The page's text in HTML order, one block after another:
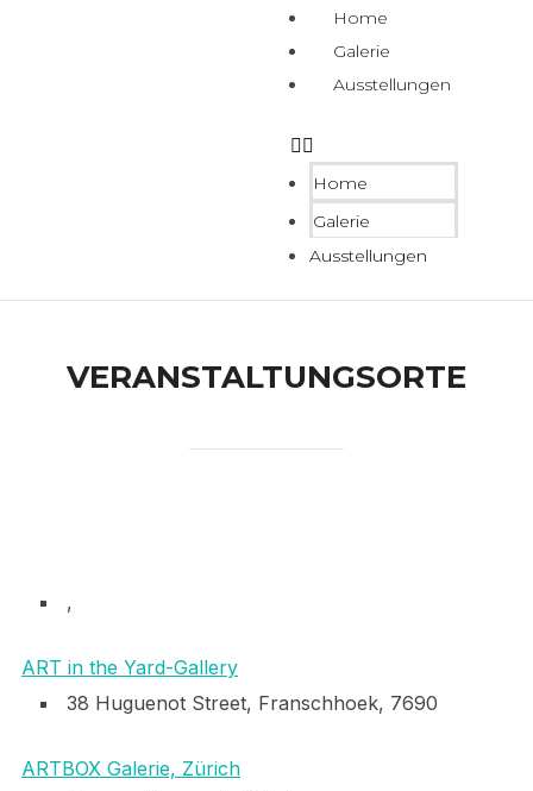
Home
Galerie
Ausstellungen
Home
Galerie
Ausstellungen
VERANSTALTUNGSORTE
,
ART in the Yard-Gallery
38 Huguenot Street, Franschhoek, 7690
ARTBOX Galerie, Zürich